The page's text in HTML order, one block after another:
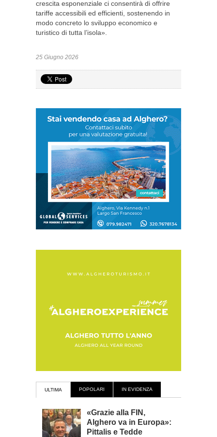
crescita esponenziale ci consentirà di offrire
tariffe accessibili ed efficienti, sostenendo in
modo concreto lo sviluppo economico e
turistico di tutta l’isola».
25 Giugno 2026
ULTIMA POPOLARI IN EVIDENZA
«Grazie alla FIN,
Alghero va in Europa»:
Pittalis e Tedde